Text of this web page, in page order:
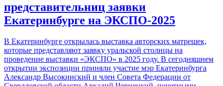
представительниц заявки
Екатеринбурге на ЭКСПО-2025
В Екатеринбурге открылась выставка авторских матрешек,
которые представляют заявку уральской столицы на
проведение выставки «ЭКСПО» в 2025 году. В сегодняшнем
открытии экспозиции приняли участие мэр Екатеринбурга
Александр Высокинский и член Совета Федерации от